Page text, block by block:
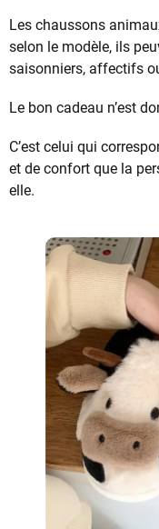
Les chaussons
selon le modèle, ils
saisonniers, affectifs
Le bon cadeau n’est
C’est celui qui
et de confort que la
elle.